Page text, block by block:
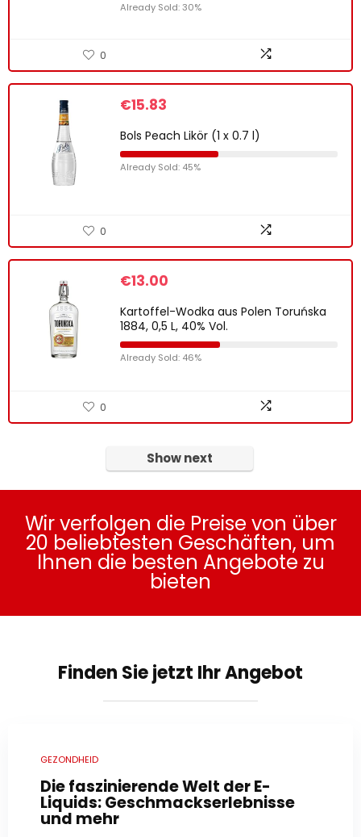
Already Sold: 30%
0
€15.83
Bols Peach Likör (1 x 0.7 l)
Already Sold: 45%
0
€13.00
Kartoffel-Wodka aus Polen Toruńska
1884, 0,5 L, 40% Vol.
Already Sold: 46%
0
Show next
Wir verfolgen die Preise von über
20 beliebtesten Geschäften, um
Ihnen die besten Angebote zu
bieten
Finden Sie jetzt Ihr Angebot
GEZONDHEID
Die faszinierende Welt der E-
Liquids: Geschmackserlebnisse
und mehr